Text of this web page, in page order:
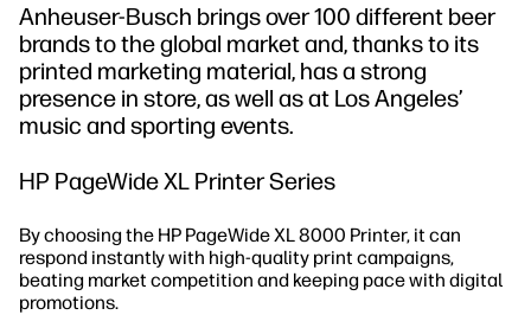
Anheuser-Busch brings over 100 different beer
brands to the global market and, thanks to its
printed marketing material, has a strong
presence in store, as well as at Los Angeles’
music and sporting events.
HP PageWide XL Printer Series
By choosing the HP PageWide XL 8000 Printer, it can
respond instantly with high-quality print campaigns,
beating market competition and keeping pace with digital
promotions.